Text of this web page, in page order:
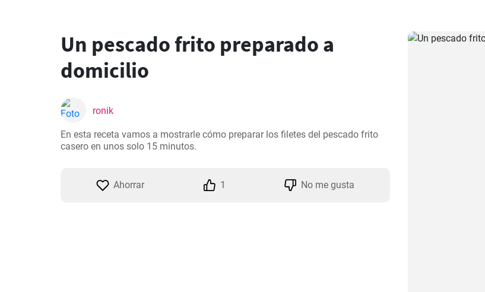
Un pescado frito preparado a
domicilio
ronik
En esta receta vamos a mostrarle cómo preparar los filetes del pescado frito
casero en unos solo 15 minutos.
Ahorrar 1 No me gusta